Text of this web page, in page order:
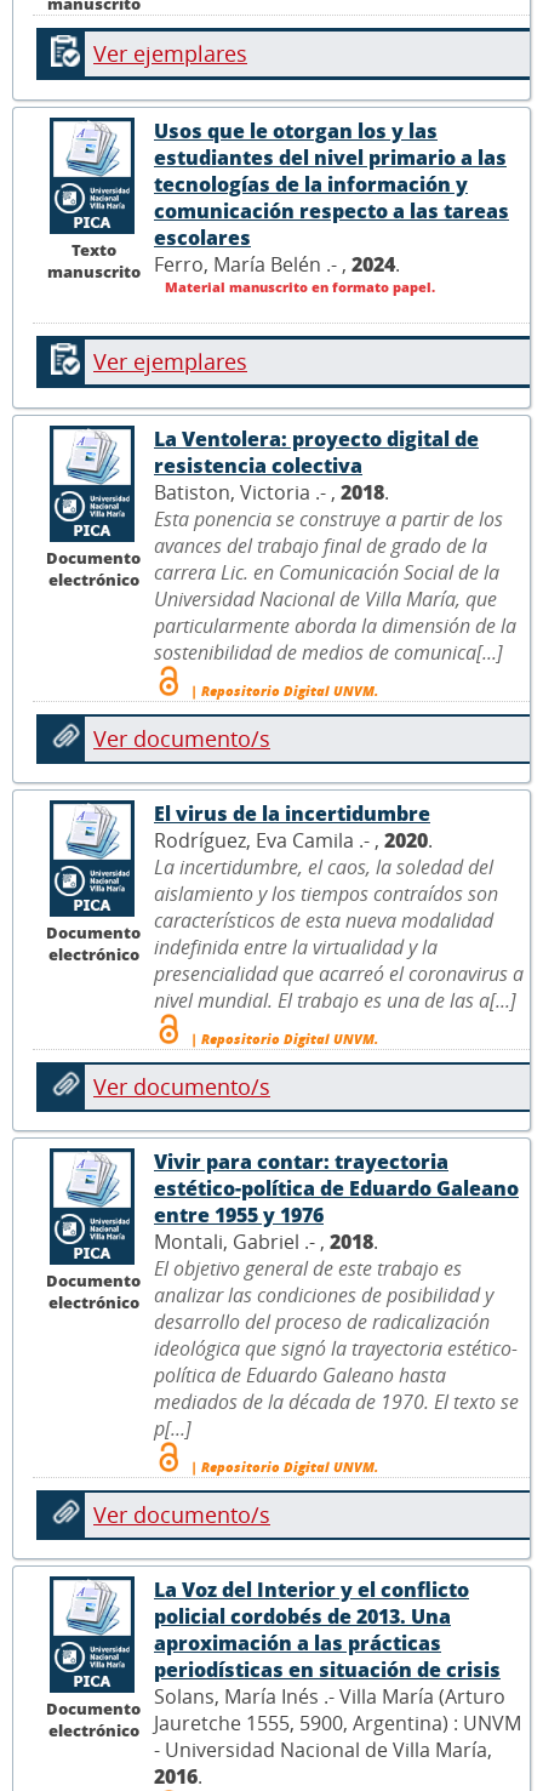
Ver ejemplares
Texto
manuscrito
Usos que le otorgan los y las
estudiantes del nivel primario a las
tecnologías de la información y
comunicación respecto a las tareas
escolares
Ferro, María Belén .- , 2024.
Material manuscrito en formato papel.
Ver ejemplares
Documento
electrónico
La Ventolera: proyecto digital de
resistencia colectiva
Batiston, Victoria .- , 2018.
Esta ponencia se construye a partir de los
avances del trabajo final de grado de la
carrera Lic. en Comunicación Social de la
Universidad Nacional de Villa María, que
particularmente aborda la dimensión de la
sostenibilidad de medios de comunica[...]
| Repositorio Digital UNVM.
Ver documento/s
Documento
electrónico
El virus de la incertidumbre
Rodríguez, Eva Camila .- , 2020.
La incertidumbre, el caos, la soledad del
aislamiento y los tiempos contraídos son
característicos de esta nueva modalidad
indefinida entre la virtualidad y la
presencialidad que acarreó el coronavirus a
nivel mundial. El trabajo es una de las a[...]
| Repositorio Digital UNVM.
Ver documento/s
Documento
electrónico
Vivir para contar: trayectoria
estético-política de Eduardo Galeano
entre 1955 y 1976
Montali, Gabriel .- , 2018.
El objetivo general de este trabajo es
analizar las condiciones de posibilidad y
desarrollo del proceso de radicalización
ideológica que signó la trayectoria estético-
política de Eduardo Galeano hasta
mediados de la década de 1970. El texto se
p[...]
| Repositorio Digital UNVM.
Ver documento/s
Documento
electrónico
La Voz del Interior y el conflicto
policial cordobés de 2013. Una
aproximación a las prácticas
periodísticas en situación de crisis
Solans, María Inés .- Villa María (Arturo
Jauretche 1555, 5900, Argentina) : UNVM
- Universidad Nacional de Villa María,
2016.